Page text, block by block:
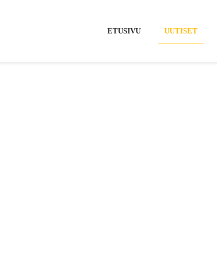
ETUSIVU UUTISET